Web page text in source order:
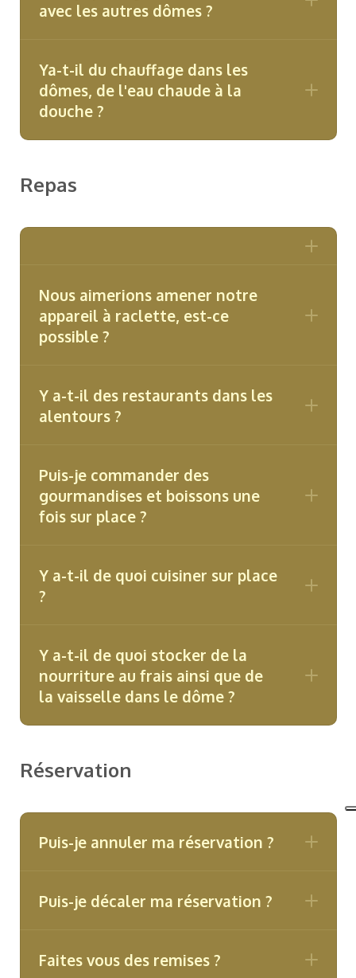
avec les autres dômes ?
Ya-t-il du chauffage dans les
dômes, de l'eau chaude à la
douche ?
Repas
Nous aimerions amener notre
appareil à raclette, est-ce
possible ?
Y a-t-il des restaurants dans les
alentours ?
Puis-je commander des
gourmandises et boissons une
fois sur place ?
Y a-t-il de quoi cuisiner sur place
?
Y a-t-il de quoi stocker de la
nourriture au frais ainsi que de
la vaisselle dans le dôme ?
Réservation
Puis-je annuler ma réservation ?
Puis-je décaler ma réservation ?
Faites vous des remises ?